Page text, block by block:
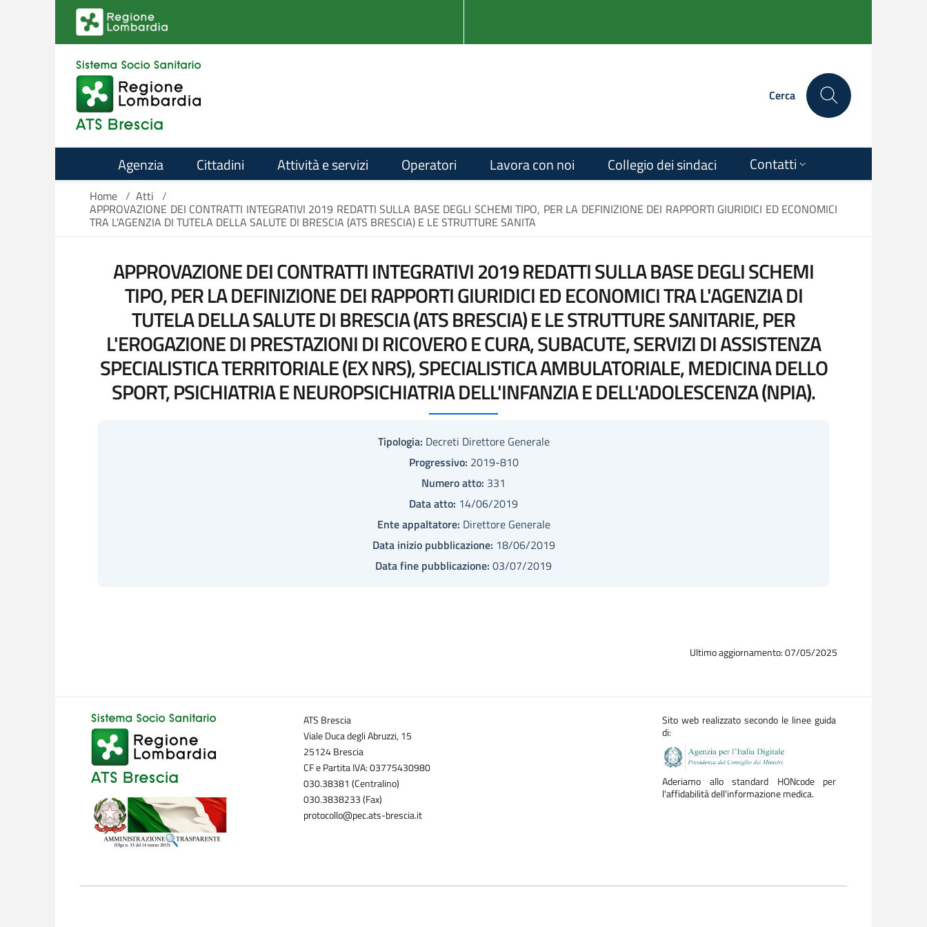
Salta al contenuto principale
Cerca
Agenzia Cittadini Attività e servizi Operatori Lavora con noi Collegio dei sindaci Contatti
Home / Atti /
APPROVAZIONE DEI CONTRATTI INTEGRATIVI 2019 REDATTI SULLA BASE DEGLI SCHEMI TIPO, PER LA DEFINIZIONE DEI RAPPORTI GIURIDICI ED ECONOMICI
TRA L'AGENZIA DI TUTELA DELLA SALUTE DI BRESCIA (ATS BRESCIA) E LE STRUTTURE SANITA
APPROVAZIONE DEI CONTRATTI INTEGRATIVI 2019 REDATTI SULLA BASE DEGLI SCHEMI
TIPO, PER LA DEFINIZIONE DEI RAPPORTI GIURIDICI ED ECONOMICI TRA L'AGENZIA DI
TUTELA DELLA SALUTE DI BRESCIA (ATS BRESCIA) E LE STRUTTURE SANITARIE, PER
L'EROGAZIONE DI PRESTAZIONI DI RICOVERO E CURA, SUBACUTE, SERVIZI DI ASSISTENZA
SPECIALISTICA TERRITORIALE (EX NRS), SPECIALISTICA AMBULATORIALE, MEDICINA DELLO
SPORT, PSICHIATRIA E NEUROPSICHIATRIA DELL'INFANZIA E DELL'ADOLESCENZA (NPIA).
Tipologia: Decreti Direttore Generale
Progressivo: 2019-810
Numero atto: 331
Data atto: 14/06/2019
Ente appaltatore: Direttore Generale
Data inizio pubblicazione: 18/06/2019
Data fine pubblicazione: 03/07/2019
Ultimo aggiornamento: 07/05/2025
ATS Brescia
Viale Duca degli Abruzzi, 15
25124 Brescia
CF e Partita IVA: 03775430980
030.38381 (Centralino)
030.3838233 (Fax)
protocollo@pec.ats-brescia.it
Sito web realizzato secondo le linee guida
di:
Aderiamo allo standard HONcode per
l'affidabilità dell'informazione medica.